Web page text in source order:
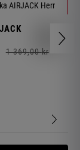
1 369,00 kr